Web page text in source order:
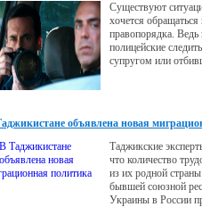
Существуют
хочется
правопорядка. Ведь
полицейские
супругом или
объявлена новая
Таджикские
что количество
из их родной
бывшей союзной
Украины в России